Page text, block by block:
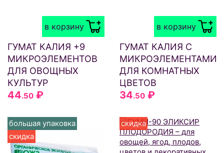
в корзину
ГУМАТ КАЛИЯ +9
МИКРОЭЛЕМЕНТОВ
ДЛЯ ОВОЩНЫХ
КУЛЬТУР
44.50 ₽
в корзину
ГУМАТ КАЛИЯ С
МИКРОЭЛЕМЕНТАМИ
ДЛЯ КОМНАТНЫХ
ЦВЕТОВ
34.50 ₽
большая упаковка
скидка
скидка